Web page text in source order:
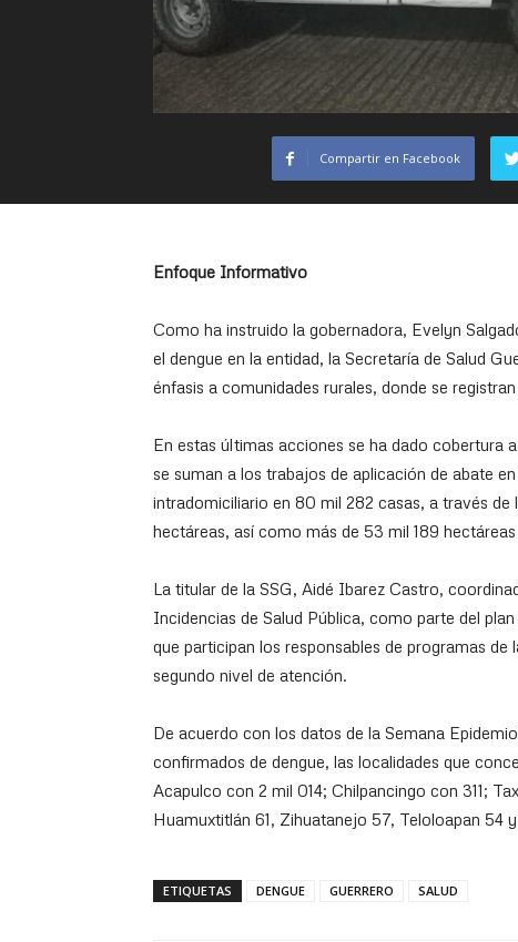
Compartir en Facebook
Enfoque Informativo
Como ha instruido la gobernadora, Evelyn
el dengue en la entidad, la Secretaría de Salud
énfasis a comunidades rurales, donde se
En estas últimas acciones se ha dado cobertura
se suman a los trabajos de aplicación de abate
intradomiciliario en 80 mil 282 casas, a través de
hectáreas, así como más de 53 mil 189
La titular de la SSG, Aidé Ibarez Castro,
Incidencias de Salud Pública, como parte del
que participan los responsables de programas
segundo nivel de atención.
De acuerdo con los datos de la Semana
confirmados de dengue, las localidades que
Acapulco con 2 mil 014; Chilpancingo con 311;
Huamuxtitlán 61, Zihuatanejo 57, Teloloapan 54
ETIQUETAS DENGUE GUERRERO SALUD